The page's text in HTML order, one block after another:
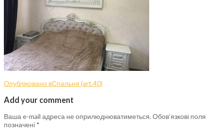
Опубліковано вСпальня (art.40)
Add your comment
Ваша e-mail адреса не оприлюднюватиметься.Обов’язкові поля
позначені *